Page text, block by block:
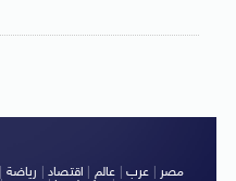
مصر عرب عالم اقتصاد رياضة